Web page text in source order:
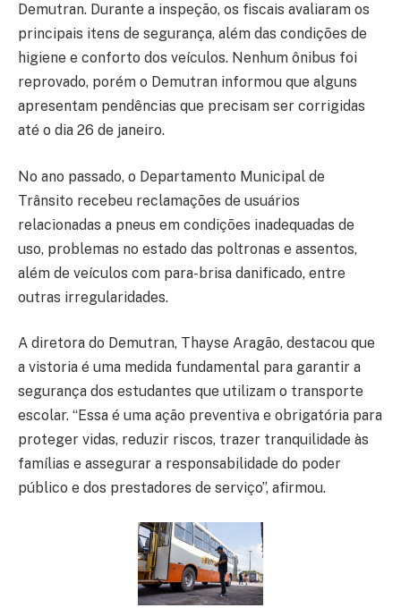
Demutran. Durante a inspeção, os fiscais avaliaram os
principais itens de segurança, além das condições de
higiene e conforto dos veículos. Nenhum ônibus foi
reprovado, porém o Demutran informou que alguns
apresentam pendências que precisam ser corrigidas
até o dia 26 de janeiro.
No ano passado, o Departamento Municipal de
Trânsito recebeu reclamações de usuários
relacionadas a pneus em condições inadequadas de
uso, problemas no estado das poltronas e assentos,
além de veículos com para-brisa danificado, entre
outras irregularidades.
A diretora do Demutran, Thayse Aragão, destacou que
a vistoria é uma medida fundamental para garantir a
segurança dos estudantes que utilizam o transporte
escolar. “Essa é uma ação preventiva e obrigatória para
proteger vidas, reduzir riscos, trazer tranquilidade às
famílias e assegurar a responsabilidade do poder
público e dos prestadores de serviço”, afirmou.